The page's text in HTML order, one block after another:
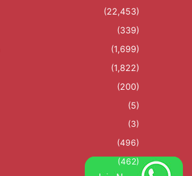
(22,453)
(339)
(1,699)
(1,822)
(200)
(5)
(3)
(496)
(462)